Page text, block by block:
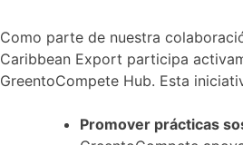
Como parte de nuestra
Caribbean Export participa
GreentoCompete Hub. Esta
Promover prácticas